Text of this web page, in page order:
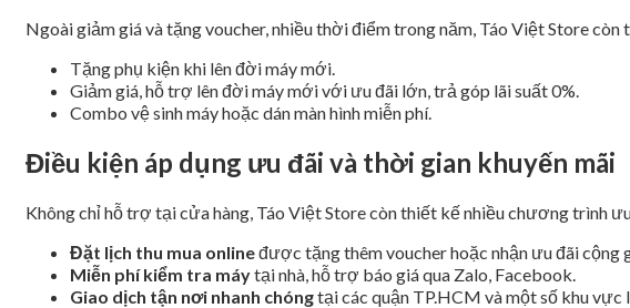
Ngoài giảm giá và tặng voucher, nhiều thời điểm trong năm, Táo Việt Store
Tặng phụ kiện khi lên đời máy mới.
Giảm giá, hỗ trợ lên đời máy mới với ưu đãi lớn, trả góp lãi suất 0%.
Combo vệ sinh máy hoặc dán màn hình miễn phí.
Điều kiện áp dụng ưu đãi và thời gian khuyến mãi
Không chỉ hỗ trợ tại cửa hàng, Táo Việt Store còn thiết kế nhiều chương trình
Đặt lịch thu mua onlineđược tặng thêm voucher hoặc nhận ưu đãi cộng
Miễn phí kiểm tra máytại nhà, hỗ trợ báo giá qua Zalo, Facebook.
Giao dịch tận nơi nhanh chóngtại các quận TP.HCM và một số khu